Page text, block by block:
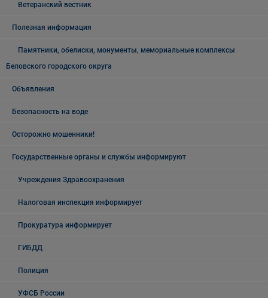
Ветеранский вестник
Полезная информация
Памятники, обелиски, монументы, мемориальные комплексы
Беловского городского округа
Объявления
Безопасность на воде
Осторожно мошенники!
Государственные органы и службы информируют
Учреждения Здравоохранения
Налоговая инспекция информирует
Прокуратура информирует
ГИБДД
Полиция
УФСБ России